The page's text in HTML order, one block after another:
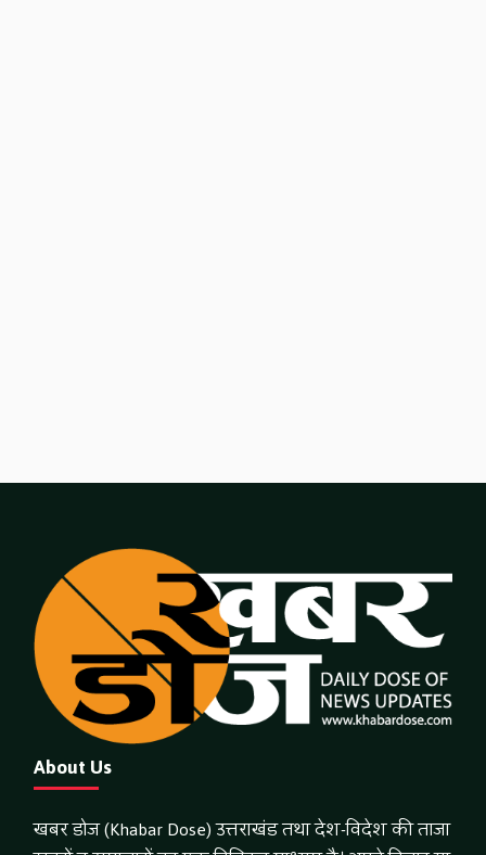
About Us
खबर डोज (Khabar Dose) उत्तराखंड तथा देश-विदेश की ताजा